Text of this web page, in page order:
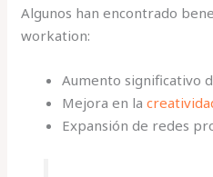
Algunos han encontrado
workation:
Aumento significativo
Mejora en la
Expansión de redes